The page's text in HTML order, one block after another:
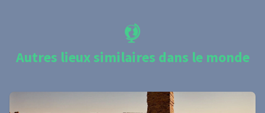
Autres lieux similaires dans le monde